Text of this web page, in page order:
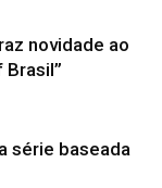
novidade ao
série baseada